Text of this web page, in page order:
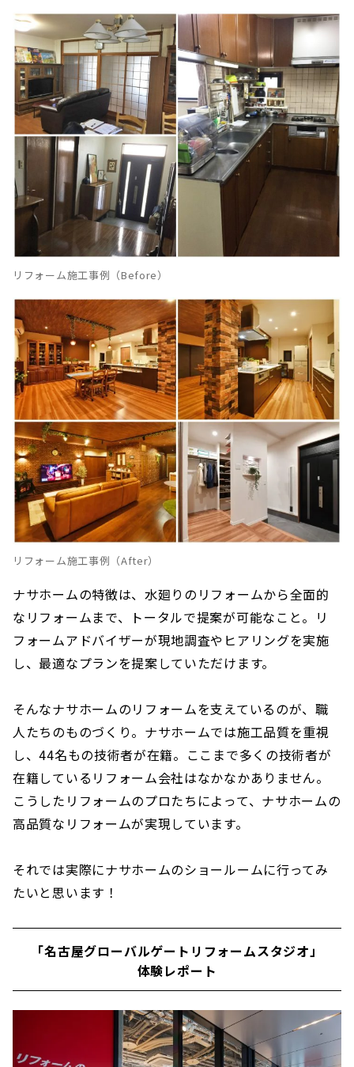
リフォーム施工事例（Before）
リフォーム施工事例（After）
ナサホームの特徴は、水廻りのリフォームから全面的
なリフォームまで、トータルで提案が可能なこと。リ
フォームアドバイザーが現地調査やヒアリングを実施
し、最適なプランを提案していただけます。
そんなナサホームのリフォームを支えているのが、職
人たちのものづくり。ナサホームでは施工品質を重視
し、44名もの技術者が在籍。ここまで多くの技術者が
在籍しているリフォーム会社はなかなかありません。
こうしたリフォームのプロたちによって、ナサホームの
高品質なリフォームが実現しています。
それでは実際にナサホームのショールームに行ってみ
たいと思います！
「名古屋グローバルゲートリフォームスタジオ」
体験レポート